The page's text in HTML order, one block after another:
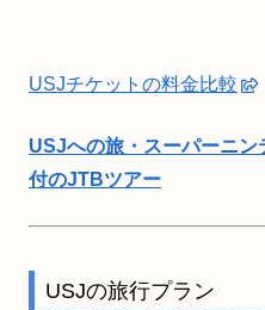
USJチケットの料金比較
USJへの旅・スーパーニ
付のJTBツアー
USJの旅行プラン